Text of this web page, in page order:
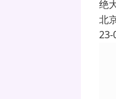
绝
北
23-